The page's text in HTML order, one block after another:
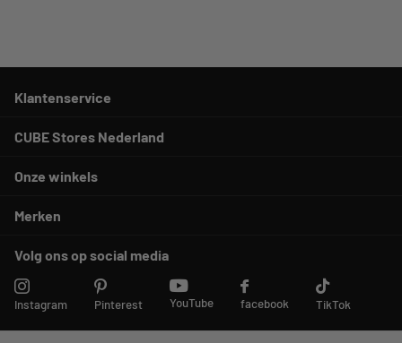
Klantenservice
CUBE Stores Nederland
Onze winkels
Merken
Volg ons op social media
Instagram Pinterest YouTube facebook TikTok